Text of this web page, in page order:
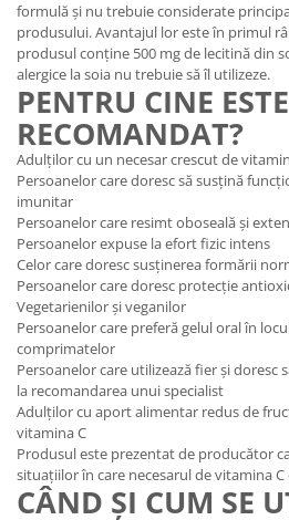
formulă și nu trebuie considerate
produsului. Avantajul lor este în primul
produsul conține 500 mg de lecitină din
alergice la soia nu trebuie să îl utilizeze.
PENTRU CINE ESTE
RECOMANDAT?
Adulților cu un necesar crescut de
Persoanelor care doresc să susțină
imunitar
Persoanelor care resimt oboseală și
Persoanelor expuse la efort fizic intens
Celor care doresc susținerea formării
Persoanelor care doresc protecție
Vegetarienilor și veganilor
Persoanelor care preferă gelul oral în
comprimatelor
Persoanelor care utilizează fier și doresc
la recomandarea unui specialist
Adulților cu aport alimentar redus de
vitamina C
Produsul este prezentat de producător
situațiilor în care necesarul de vitamina C
CÂND ȘI CUM SE